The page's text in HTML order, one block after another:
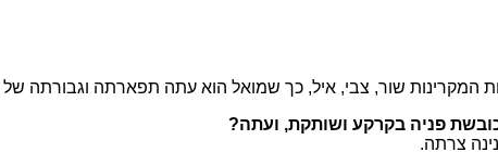
המקרינות שור, צבי, איל, כך שמואל הוא עתה תפארתה וגבורתה
פניה בקרקע ושותקת, ועתה?
צרתה.